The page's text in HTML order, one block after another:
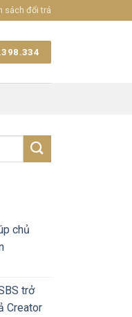
sách đổi trả
chủ
trở
Creator